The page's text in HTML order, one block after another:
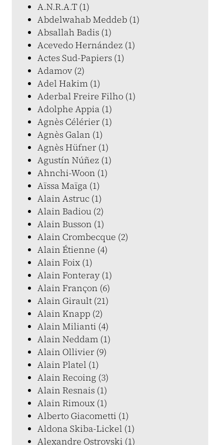
A.N.R.A.T (1)
Abdelwahab Meddeb (1)
Absallah Badis (1)
Acevedo Hernández (1)
Actes Sud-Papiers (1)
Adamov (2)
Adel Hakim (1)
Aderbal Freire Filho (1)
Adolphe Appia (1)
Agnès Célérier (1)
Agnès Galan (1)
Agnès Hüfner (1)
Agustín Núñez (1)
Ahnchi-Woon (1)
Aïssa Maïga (1)
Alain Astruc (1)
Alain Badiou (2)
Alain Busson (1)
Alain Crombecque (2)
Alain Étienne (4)
Alain Foix (1)
Alain Fonteray (1)
Alain Françon (6)
Alain Girault (21)
Alain Knapp (2)
Alain Milianti (4)
Alain Neddam (1)
Alain Ollivier (9)
Alain Platel (1)
Alain Recoing (3)
Alain Resnais (1)
Alain Rimoux (1)
Alberto Giacometti (1)
Aldona Skiba-Lickel (1)
Alexandre Ostrovski (1)